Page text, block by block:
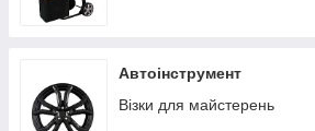
Автоінструмент
Візки для майстерень